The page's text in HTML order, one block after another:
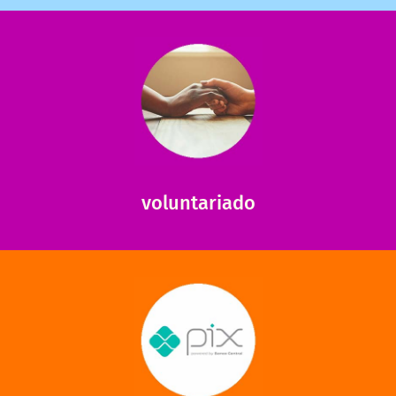
voluntariado
ajudar com certos assuntos. Entre em contato conosco e
saiba como nos ajudar.
saiba mais
mantermos nossas unidades em funcionamento!
saiba mais